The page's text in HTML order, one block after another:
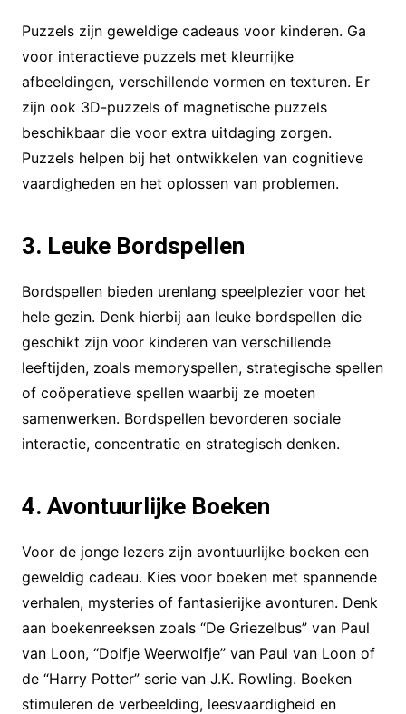
Puzzels zijn geweldige cadeaus voor kinderen. Ga
voor interactieve puzzels met kleurrijke
afbeeldingen, verschillende vormen en texturen. Er
zijn ook 3D-puzzels of magnetische puzzels
beschikbaar die voor extra uitdaging zorgen.
Puzzels helpen bij het ontwikkelen van cognitieve
vaardigheden en het oplossen van problemen.
3. Leuke Bordspellen
Bordspellen bieden urenlang speelplezier voor het
hele gezin. Denk hierbij aan leuke bordspellen die
geschikt zijn voor kinderen van verschillende
leeftijden, zoals memoryspellen, strategische spellen
of coöperatieve spellen waarbij ze moeten
samenwerken. Bordspellen bevorderen sociale
interactie, concentratie en strategisch denken.
4. Avontuurlijke Boeken
Voor de jonge lezers zijn avontuurlijke boeken een
geweldig cadeau. Kies voor boeken met spannende
verhalen, mysteries of fantasierijke avonturen. Denk
aan boekenreeksen zoals “De Griezelbus” van Paul
van Loon, “Dolfje Weerwolfje” van Paul van Loon of
de “Harry Potter” serie van J.K. Rowling. Boeken
stimuleren de verbeelding, leesvaardigheid en